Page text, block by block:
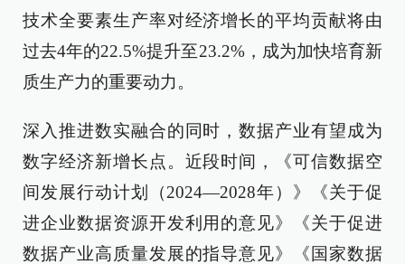
技术全要素生产率对经济增长的平均贡献将由
过去4年的22.5%提升至23.2%，成为加快培育新
质生产力的重要动力。
深入推进数实融合的同时，数据产业有望成为
数字经济新增长点。近段时间，《可信数据空
间发展行动计划（2024—2028年）》《关于促
进企业数据资源开发利用的意见》《关于促进
数据产业高质量发展的指导意见》《国家数据